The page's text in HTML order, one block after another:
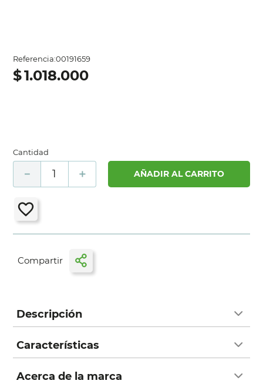
Referencia:00191659
$1.018.000
Cantidad
＋
－ AÑADIR AL CARRITO
Descripción
Características
Acerca de la marca